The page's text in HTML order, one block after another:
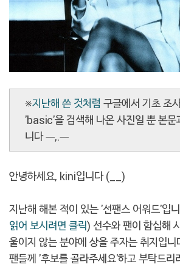
※지난해 쓴 것처럼 구글에서 기초 조
'basic'을 검색해 나온 사진일 뿐 본문
니다 ㅡ,.ㅡ
안녕하세요, kini입니다 (__)
지난해 해본 적이 있는 '선팬스 어워드'입
읽어 보시려면 클릭) 선수와 팬이 함십해
울이지 않는 분야에 상을 주자는 취지입
팬들께 '후보를 골라주세요'하고 부탁드리